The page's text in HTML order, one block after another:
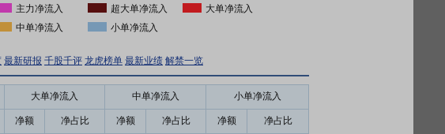
主力净流入 超大单净流入
大单净流入
中单净流入
小单净流入
最新研报 千股千评 龙虎榜单 最新业绩 解禁一览
大单净流入 中单净流入 小单净流入
净额 净占比 净额 净占比 净额 净占比